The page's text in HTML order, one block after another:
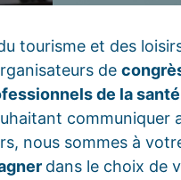
tourisme et des
de
de la santé
communiquer
nous sommes à
dans le choix de